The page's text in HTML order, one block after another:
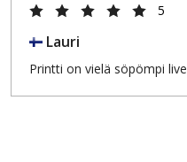
5
Lauri
Printti on vielä söpömpi